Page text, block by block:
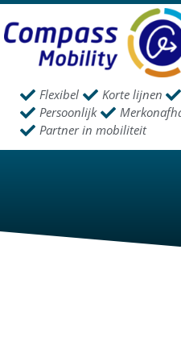
Flexibel Korte lijnen
Persoonlijk
Partner in mobiliteit